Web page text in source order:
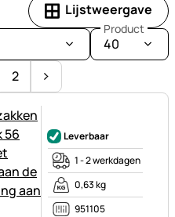
Lijstweergave
Product
40
2
Leverbaar
1 - 2 werkdagen
0,63 kg
951105